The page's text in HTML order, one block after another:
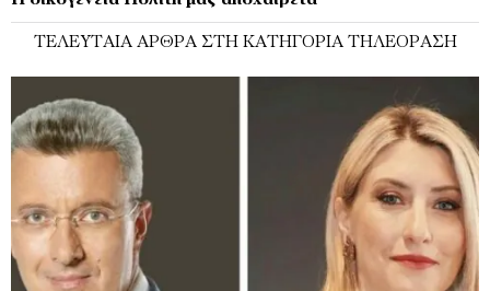
ΤΕΛΕΥΤΑΊΑ ΆΡΘΡΑ ΣΤΗ ΚΑΤΗΓΟΡΊΑ ΤΗΛΕΌΡΑΣΗ